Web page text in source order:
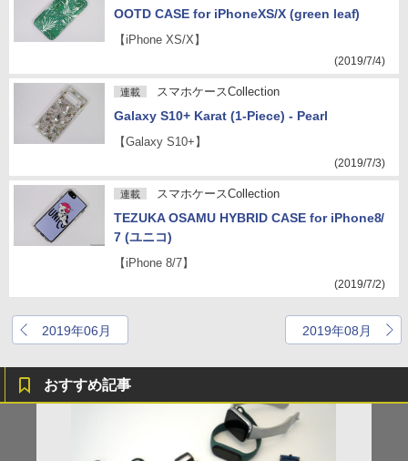
OOTD CASE for iPhoneXS/X (green leaf)
【iPhone XS/X】
(2019/7/4)
連載 スマホケースCollection
Galaxy S10+ Karat (1-Piece) - Pearl
【Galaxy S10+】
(2019/7/3)
連載 スマホケースCollection
TEZUKA OSAMU HYBRID CASE for iPhone8/
7 (ユニコ)
【iPhone 8/7】
(2019/7/2)
2019年06月 2019年08月
おすすめ記事